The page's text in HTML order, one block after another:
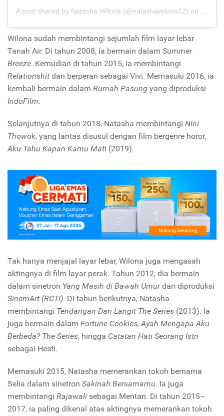
A post shared by Natasha Wilona (@natashawilona12) on Jan
Wilona sudah membintangi sejumlah film layar lebar
Tanah Air. Di tahun 2008, ia bermain dalam Summer
Breeze. Kemudian di tahun 2015, ia membintangi
Relationshit dan berperan sebagai Vivi. Memasuki 2016, ia
kembali bermain dalam Rumah Pasung yang diproduksi
IndoFilm.
Selanjutnya di tahun 2018, Natasha membintangi Nini
Thowok, yang lantas disusul dengan film bergenre horor,
Aku Tahu Kapan Kamu Mati (2019).
Tak hanya menjajal layar lebar, Wilona juga mengasah
aktingnya di film layar perak. Tahun 2012, dia bermain
dalam sinetron Yang Masih di Bawah Umurdan diproduksi
SinemArt (RCTI). Di tahun berikutnya, Natasha
membintangi Tendangan Dari Langit The Series (2013). Ia
juga bermain dalam Fortune Cookies, Ayah Mengapa Aku
Berbeda? The Series, hingga Catatan Hati Seorang Istri
sebagai Hesti.
Memasuki 2015, Natasha memerankan tokoh bernama
Selia dalam sinetron Sakinah Bersamamu. Ia juga
membintangi Rajawali sebagai Mentari. Di tahun 2015–
2017, ia paling dikenal atas aktingnya memerankan tokoh